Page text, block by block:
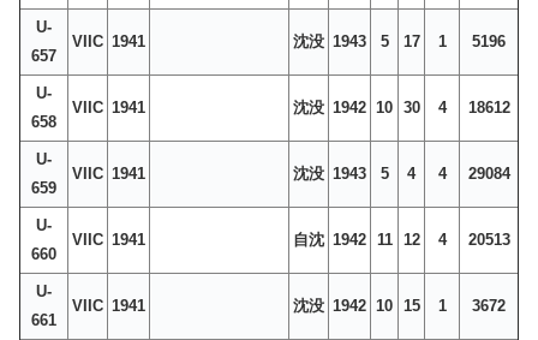
U-
657
VIIC 1941 沈没 1943 5 17 1 5196
U-
658
VIIC 1941 沈没 1942 10 30 4 18612
U-
659
VIIC 1941 沈没 1943 5 4 4 29084
U-
660
VIIC 1941 自沈 1942 11 12 4 20513
U-
661
VIIC 1941 沈没 1942 10 15 1 3672